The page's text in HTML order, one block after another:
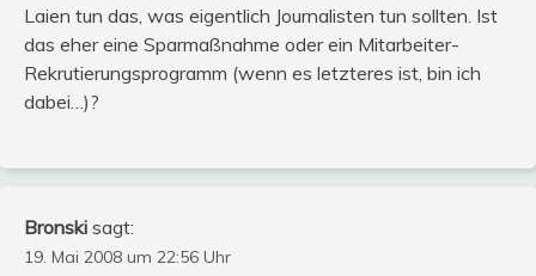
Laien tun das, was eigentlich Journalisten tun sollten. Ist
das eher eine Sparmaßnahme oder ein Mitarbeiter-
Rekrutierungsprogramm (wenn es letzteres ist, bin ich
dabei…)?
Bronski sagt:
19. Mai 2008 um 22:56 Uhr